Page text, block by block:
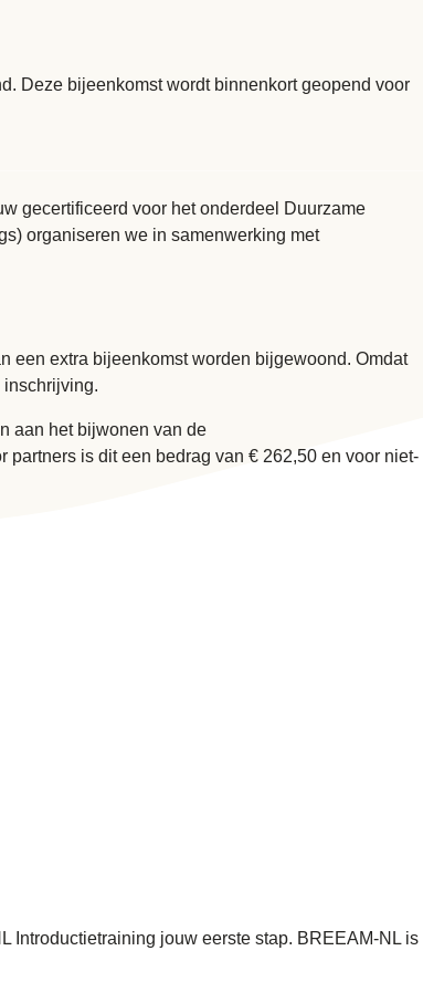
Deze bijeenkomst wordt binnenkort geopend voor
gecertificeerd voor het onderdeel Duurzame
organiseren we in samenwerking met
een extra bijeenkomst worden bijgewoond. Omdat
inschrijving.
aan het bijwonen van de
is dit een bedrag van € 262,50 en voor niet-
Introductietraining jouw eerste stap. BREEAM-NL is